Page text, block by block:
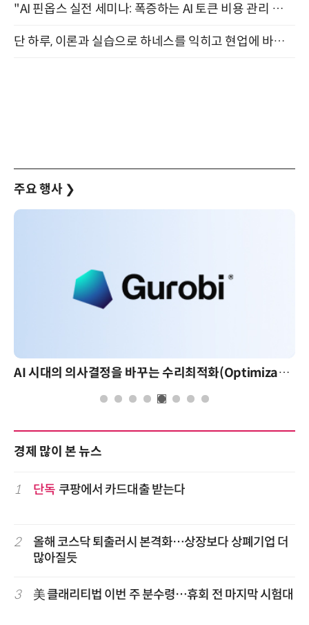
"AI 핀옵스 실전 세미나: 폭증하는 AI 토큰 비용 관리 전략" 8월 21일 개최
단 하루, 이론과 실습으로 하네스를 익히고 현업에 바로 쓰는 핸즈온 워크숍 (8/20)
주요 행사 ❯
AI 시대의 의사결정을 바꾸는 수리최적화(Optimization): 실제 산업 적용 사례와 활용 전략
경제 많이 본 뉴스
1 단독 쿠팡에서 카드대출 받는다
2
올해 코스닥 퇴출러시 본격화…상장보다 상폐기업 더
많아질듯
3 美 클래리티법 이번 주 분수령…휴회 전 마지막 시험대